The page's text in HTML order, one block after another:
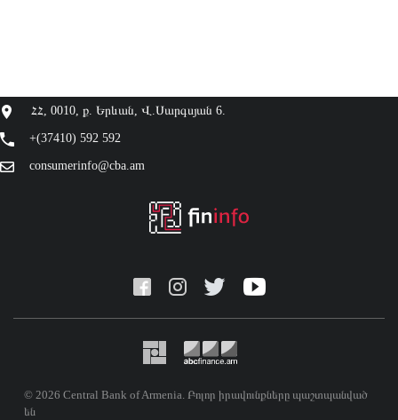
ՀՀ, 0010, ք. Երևան, Վ.Սարգսյան 6.
+(37410) 592 592
consumerinfo@cba.am
© 2026 Central Bank of Armenia. Բոլոր իրավունքները պաշտպանված
են